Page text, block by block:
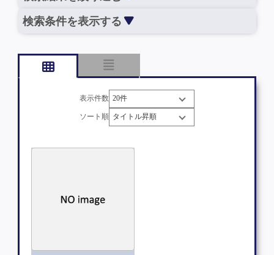
検索条件を表示する
表示件数
ソート順